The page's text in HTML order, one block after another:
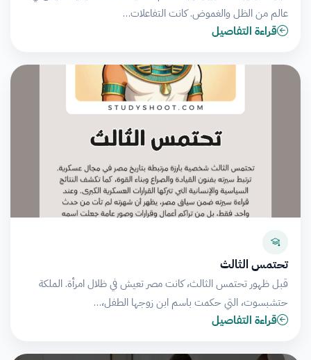
عالم من الظل والغموض. كانت التفاعلات…
قراءة التفاصيل
تحتمس الثالث
قبل ظهور تحتمس الثالث، كانت مصر تعيش في ظلال امرأة. الملكة
حتشبسوت، التي حكمت باسم ابن زوجها الطفل،…
قراءة التفاصيل